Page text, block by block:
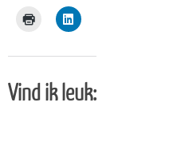
Vind ik leuk: